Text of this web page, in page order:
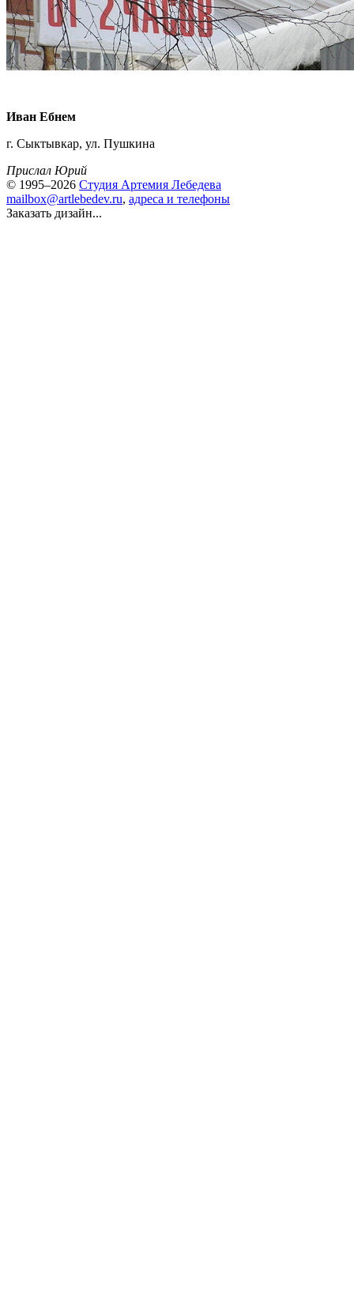
Иван Ебнем
г. Сыктывкар, ул. Пушкина
Прислал Юрий
© 1995–2026 Студия Артемия Лебедева
mailbox@artlebedev.ru, адреса и телефоны
Заказать дизайн...